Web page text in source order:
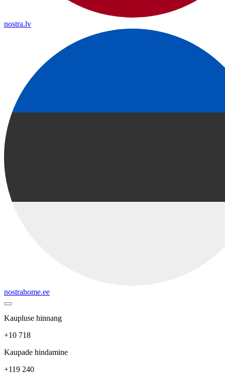
nostra.lv
nostrahome.ee
Kaupluse hinnang
+10 718
Kaupade hindamine
+119 240